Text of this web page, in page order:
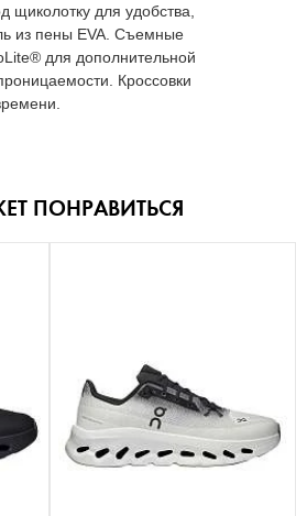
щиколотку для удобства,
из пены EVA. Съемные
для дополнительной
Кроссовки
ПОНРАВИТЬСЯ